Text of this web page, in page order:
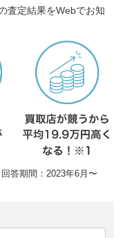
査定結果をWebでお知
答期間：2023年6月〜